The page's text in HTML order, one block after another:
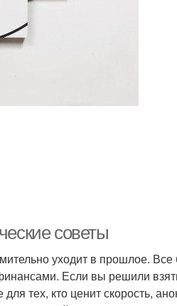
советы
уходит в прошлое.
Если вы решили
тех, кто ценит скорость,